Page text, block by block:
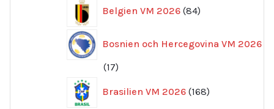
Belgien VM 2026 84
produkter
Bosnien och Hercegovina VM 2026
1717
Brasilien VM 2026 168
produkter